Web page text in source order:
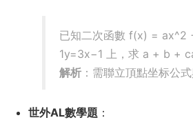
已知二次函數 f(x) = ax^2
1y=3x−1 上，求 a + b + c
解析 ：需聯立頂點坐标公
世外AL數學題 ：